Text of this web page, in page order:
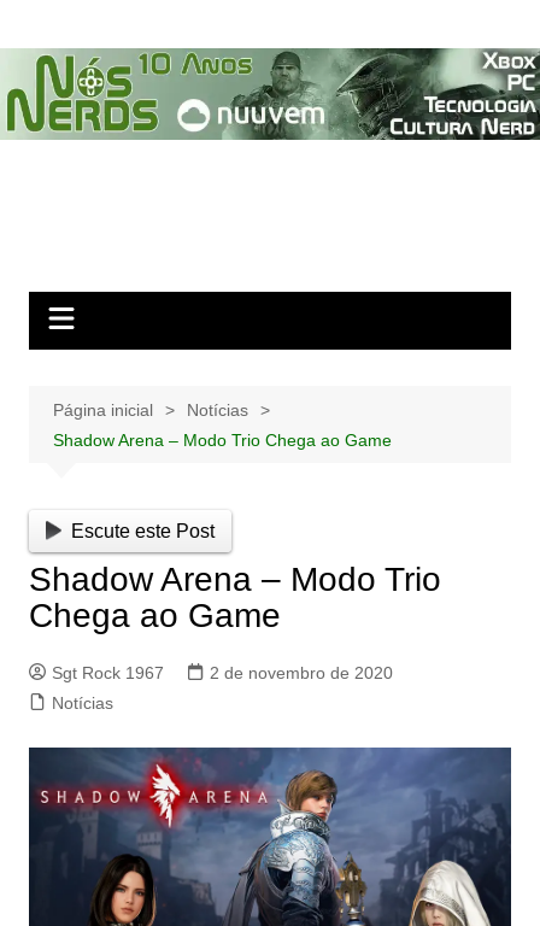
para
conteúdo
Página inicial
Notícias
Shadow Arena – Modo Trio Chega ao Game
Escute este Post
Shadow Arena – Modo Trio
Chega ao Game
Sgt Rock 1967
2 de novembro de 2020
Notícias